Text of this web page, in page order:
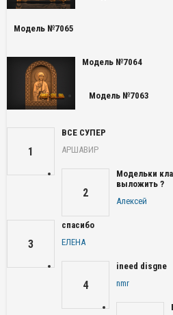
Модель №7065
Модель №7064
Модель №7063
1
ВСЕ СУПЕР
АРШАВИР
2
Модельки
выложить ?
Алексей
3
спасибо
ЕЛЕНА
4
ineed disgne
nmr